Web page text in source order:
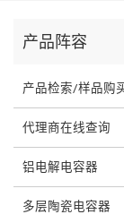
产品阵容
产品检索/样品购
代理商在线查询
铝电解电容器
多层陶瓷电容器